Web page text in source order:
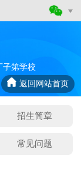
子第学校
返回网站首页
招生简章
常见问题